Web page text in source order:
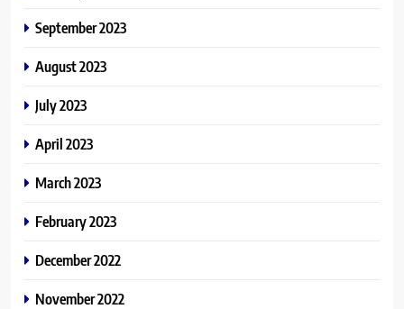
September 2023
August 2023
July 2023
April 2023
March 2023
February 2023
December 2022
November 2022